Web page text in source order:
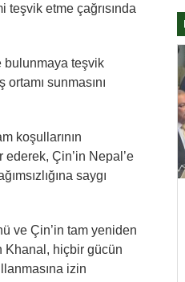
etme çağrısında
bulunmaya teşvik
sunmasını
koşullarının
Çin’in Nepal’e
saygı
ve Çin’in tam yeniden
Khanal, hiçbir gücün
izin